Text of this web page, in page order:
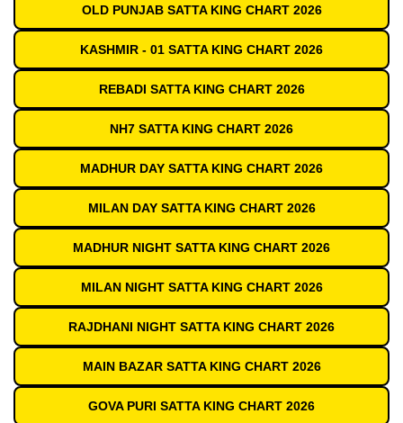
OLD PUNJAB SATTA KING CHART 2026
KASHMIR - 01 SATTA KING CHART 2026
REBADI SATTA KING CHART 2026
NH7 SATTA KING CHART 2026
MADHUR DAY SATTA KING CHART 2026
MILAN DAY SATTA KING CHART 2026
MADHUR NIGHT SATTA KING CHART 2026
MILAN NIGHT SATTA KING CHART 2026
RAJDHANI NIGHT SATTA KING CHART 2026
MAIN BAZAR SATTA KING CHART 2026
GOVA PURI SATTA KING CHART 2026